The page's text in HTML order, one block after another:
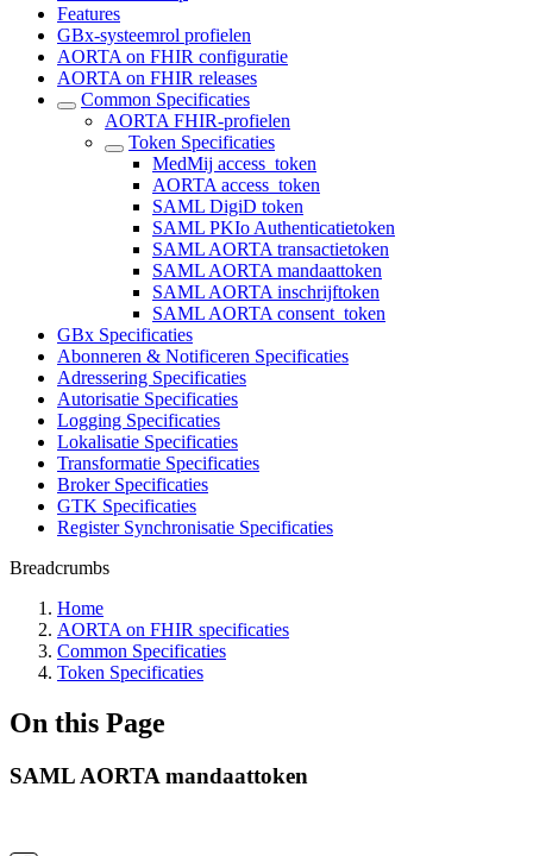
Features
GBx-systeemrol profielen
AORTA on FHIR configuratie
AORTA on FHIR releases
Common Specificaties
AORTA FHIR-profielen
Token Specificaties
MedMij access_token
AORTA access_token
SAML DigiD token
SAML PKIo Authenticatietoken
SAML AORTA transactietoken
SAML AORTA mandaattoken
SAML AORTA inschrijftoken
SAML AORTA consent_token
GBx Specificaties
Abonneren & Notificeren Specificaties
Adressering Specificaties
Autorisatie Specificaties
Logging Specificaties
Lokalisatie Specificaties
Transformatie Specificaties
Broker Specificaties
GTK Specificaties
Register Synchronisatie Specificaties
Breadcrumbs
Home
AORTA on FHIR specificaties
Common Specificaties
Token Specificaties
On this Page
SAML AORTA mandaattoken